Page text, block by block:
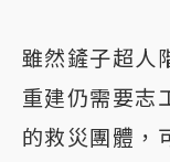
雖然鏟子超人
重建仍需要志
的救災團體，